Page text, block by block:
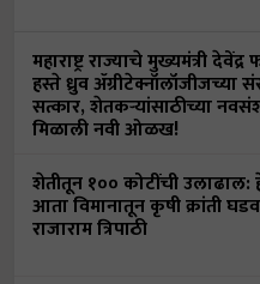
महाराष्ट्र राज्याचे मुख्यमंत्री
हस्ते ध्रुव ॲग्रीटेक्नॉलॉजीजच्या
सत्कार, शेतकऱ्यांसाठीच्या
मिळाली नवी ओळख!
शेतीतून १०० कोटींची उलाढाल:
आता विमानातून कृषी क्रांती
राजाराम त्रिपाठी